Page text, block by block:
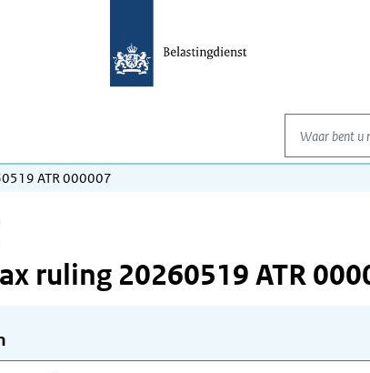
Waar bent
ATR 000007
ruling 20260519 ATR